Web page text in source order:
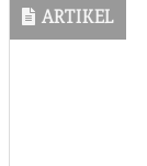
ARTIKEL